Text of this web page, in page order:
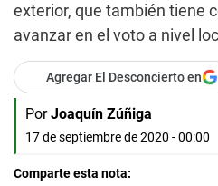
exterior, que también tiene
avanzar en el voto a nivel
Agregar El Desconcierto en
Por Joaquín Zúñiga
17 de septiembre de 2020 - 00:00
Comparte esta nota: